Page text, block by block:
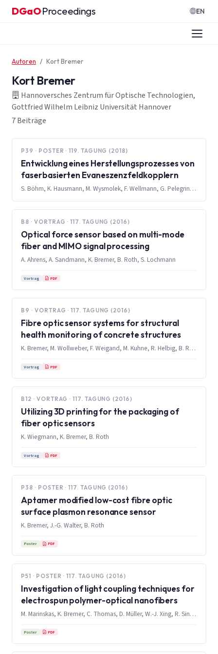
Zum Inhalt springen
DGaO·Proceedings EN
Autoren Kort Bremer
Kort Bremer
Hannoversches Zentrum für Optische Technologien,
Gottfried Wilhelm Leibniz Universität Hannover
7 Beiträge
P39 · POSTER · 119. TAGUNG (2018)
Entwicklung eines Herstellungsprozesses von
faserbasierten Evaneszenzfeldkopplern
S. Böhm, K. Hausmann, M. Wysmolek, F. Wellmann, G. Pelegrina-Bonilla, S. Schlangen, K. Bremer, B. Roth, L. Overmeyer, M. Steinke, D. Kracht, J. Neumann
B8 · VORTRAG · 117. TAGUNG (2016)
Optical force sensor based on multi-mode
fiber and MIMO signal processing
A. Ahrens, A. Sandmann, K. Bremer, B. Roth, S. Lochmann
Vortrag PDF
B9 · VORTRAG · 117. TAGUNG (2016)
Fibre optic sensor systems for structural
health monitoring of concrete structures
K. Bremer, M. Wollweber, F. Weigand, M. Kuhne, R. Helbig, B. Roth
Vortrag PDF
B12 · VORTRAG · 117. TAGUNG (2016)
Utilizing 3D printing for the packaging of
fiber optic sensors
K. Wiegmann, K. Bremer, B. Roth
Vortrag PDF
P38 · POSTER · 117. TAGUNG (2016)
Aptamer modified low-cost fibre optic
surface plasmon resonance sensor
K. Bremer, J.-G. Walter, B. Roth
Poster PDF
P51 · POSTER · 117. TAGUNG (2016)
Investigation of light coupling techniques for
electrospun polymer-optical nanofibers
M. Marinskas, K. Bremer, C. Thomas, D. Müller, W.-J. Xing, R. Sindelar, B. Roth
Poster PDF